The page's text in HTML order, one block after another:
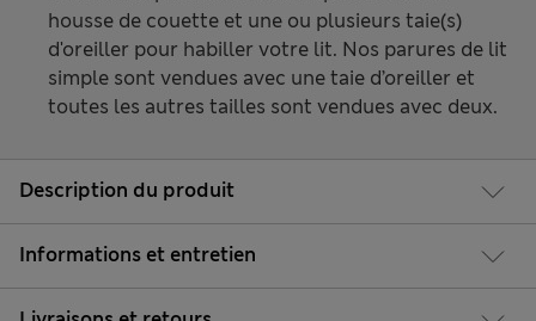
Description du produit
Informations et entretien
housse de couette et une ou plusieurs taie(s)
d'oreiller pour habiller votre lit. Nos parures de lit
simple sont vendues avec une taie d’oreiller et
toutes les autres tailles sont vendues avec deux.